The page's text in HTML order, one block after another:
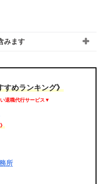
みます
すめランキング》
退職代行サービス▼
所